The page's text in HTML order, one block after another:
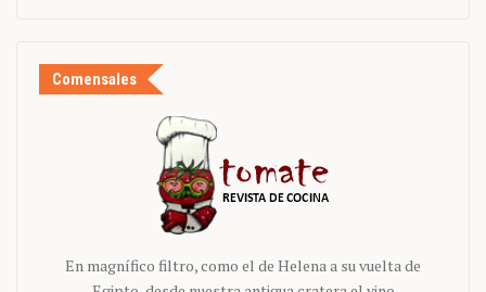
Comensales
En magnífico filtro, como el de Helena a su vuelta de